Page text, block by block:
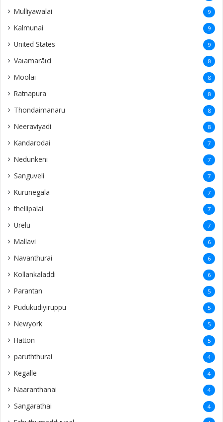
Mulliyawalai 9
Kalmunai 9
United States 9
Vaṭamarāṭci 8
Moolai 8
Ratnapura 8
Thondaimanaru 8
Neeraviyadi 8
Kandarodai 7
Nedunkeni 7
Sanguveli 7
Kurunegala 7
thellipalai 7
Urelu 7
Mallavi 6
Navanthurai 6
Kollankaladdi 6
Parantan 5
Pudukudiyiruppu 5
Newyork 5
Hatton 5
paruththurai 4
Kegalle 4
Naaranthanai 4
Sangarathai 4